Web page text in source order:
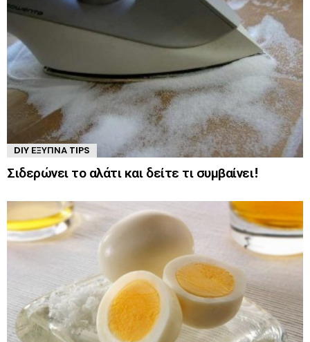
DIY ΈΞΥΠΝΑ TIPS
Σιδερώνει το αλάτι και δείτε τι συμβαίνει!